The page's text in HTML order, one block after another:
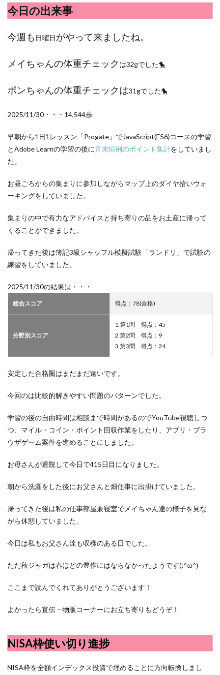
今日の出来事
今週も 日曜日がやって来ましたね。
メイちゃんの体重チェック は32gでした🐤
ポンちゃんの体重チェックは31gでした🐤
2025/11/30・・・14,544歩
早朝から1日1レッスン「Progate」でJavaScript(ES6)コースの学習
とAdobe Learnの学習の後に 月末恒例のポイント集計をしていまし
た。
お昼ごろからの集まりに参加しながらマップ上のダイヤ拾いウォ
ーキングをしていました。
集まりの中で有力なアドバイスと持ち寄りの品をお土産に帰って
くることができました。
帰ってきた後は簿記3級シャッフル模擬試験「ランドリ」で試験の
練習をしていました。
2025/11/30の結果は・・・
総合スコア 得点：78(合格)
分野別スコア
1.第1問 得点：45
2.第2問 得点：9
3.第3問 得点：24
安定した合格圏はまだまだ遠いです。
今回のは比較的解きやすい問題のパターンでした。
学習の後の自由時間は相談まで時間があるのでYouTube視聴しつ
つ、マイル・コイン・ポイント回収作業をしたり、アプリ・ブラ
ウザゲーム案件を進めることにしました。
お母さんが退院して今日で415日目になりました。
朝から洗濯をした後にお父さんと畑仕事に出掛けていました。
帰ってきた後は私の仕事部屋兼寝室でメイちゃん達の様子を見な
がら休憩していました。
今日は私もお父さん達も収穫のある日でした。
ただ秋ジャガは春ほどの豊作にはならなかったようです(;^ω^)
ここまで読んでくれてありがとうございます！
よかったら宣伝・物販コーナーにお立ち寄りもどうぞ！
NISA枠使い切り進捗
NISA枠を全額インデックス投資で埋めることに方向転換しまし
検索